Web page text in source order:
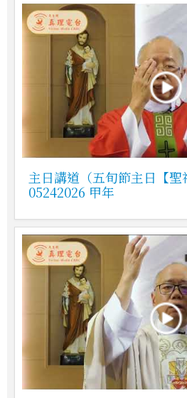
主日講道（五旬節主日【聖
05242026 甲年